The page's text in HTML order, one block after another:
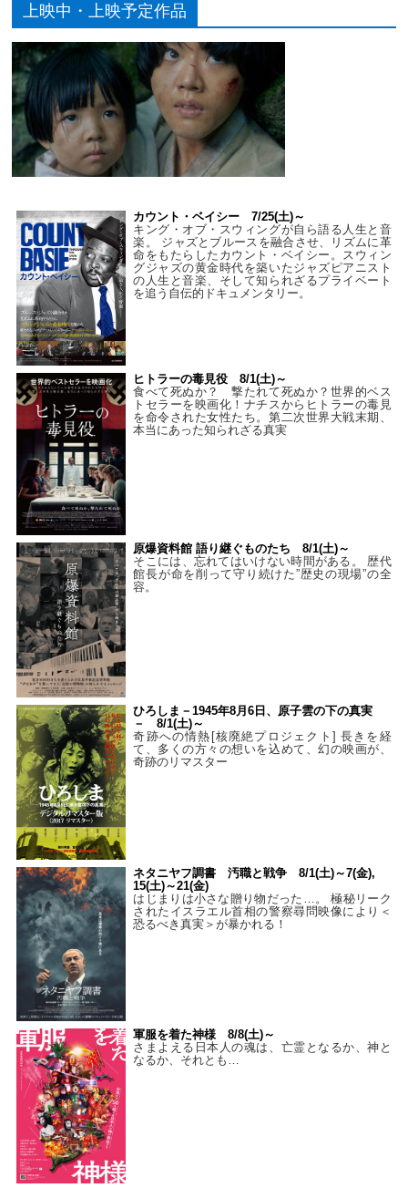
上映中・上映予定作品
カウント・ベイシー 7/25(土)～
キング・オブ・スウィングが自ら語る人生と音
楽。 ジャズとブルースを融合させ、リズムに革
命をもたらしたカウント・ベイシー。スウィン
グジャズの黄金時代を築いたジャズピアニスト
の人生と音楽、そして知られざるプライベート
を追う自伝的ドキュメンタリー。
ヒトラーの毒見役 8/1(土)～
食べて死ぬか？ 撃たれて死ぬか？世界的ベス
トセラーを映画化！ナチスからヒトラーの毒見
を命令された女性たち。第二次世界大戦末期、
本当にあった知られざる真実
原爆資料館 語り継ぐものたち 8/1(土)～
そこには、忘れてはいけない時間がある。 歴代
館長が命を削って守り続けた”歴史の現場”の全
容。
ひろしま－1945年8月6日、原子雲の下の真実
－ 8/1(土)～
奇跡への情熱[核廃絶プロジェクト] 長きを経
て、多くの方々の想いを込めて、幻の映画が、
奇跡のリマスター
ネタニヤフ調書 汚職と戦争 8/1(土)～7(金),
15(土)～21(金)
はじまりは小さな贈り物だった…。 極秘リーク
されたイスラエル首相の警察尋問映像により＜
恐るべき真実＞が暴かれる！
軍服を着た神様 8/8(土)～
さまよえる日本人の魂は、亡霊となるか、神と
なるか、それとも…